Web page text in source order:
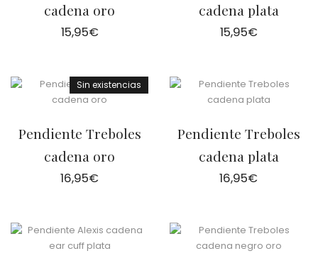
cadena oro
15,95€
cadena plata
15,95€
Sin existencias
Pendiente Treboles
cadena oro
16,95€
Pendiente Treboles
cadena plata
16,95€